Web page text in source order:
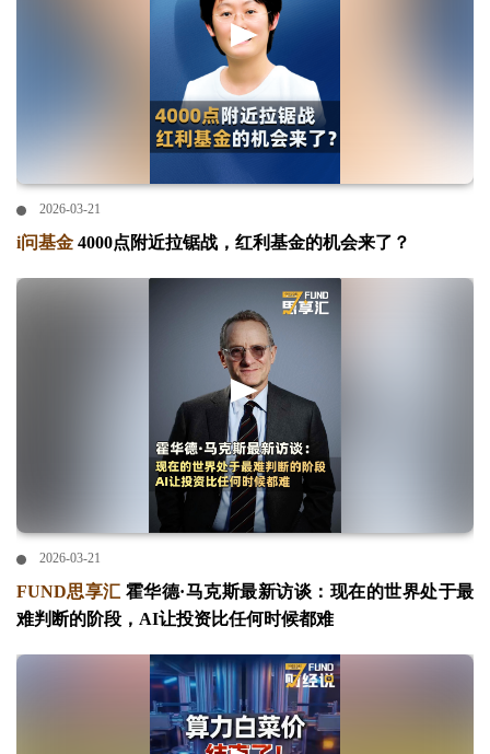
2026-03-21
i问基金 4000点附近拉锯战，红利基金的机会来了？
2026-03-21
FUND思享汇 霍华德·马克斯最新访谈：现在的世界处于最
难判断的阶段，AI让投资比任何时候都难